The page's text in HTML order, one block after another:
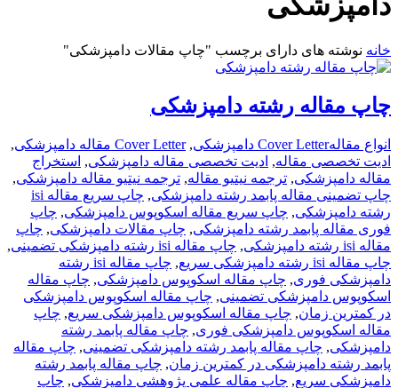
خانه نوشته های دارای برچسب "چاپ مقالات دامپزشکی"
چاپ مقاله رشته دامپزشکی
انواع مقالهCover Letter دامپزشکی ,Cover Letter مقاله دامپزشکی
,
ادیت تخصصی مقاله, ادیت تخصصی مقاله دامپزشکی, استخراج
مقاله دامپزشکی, ترجمه نیتیو مقاله, ترجمه نیتیو مقاله دامپزشکی,
چاپ تضمینی مقاله پابمد رشته دامپزشکی,
چاپ سریع مقاله isi
رشته دامپزشکی, چاپ سریع مقاله اسکوپوس دامپزشکی, چاپ
فوری مقاله پابمد رشته دامپزشکی, چاپ مقالات دامپزشکی, چاپ
مقاله isi رشته دامپزشکی
, چاپ مقاله isi رشته دامپزشکی تضمینی
,
چاپ مقاله isi رشته دامپزشکی سریع
,
چاپ مقاله isi رشته
دامپزشکی فوری, چاپ مقاله اسکوپوس دامپزشکی, چاپ مقاله
اسکوپوس دامپزشکی تضمینی, چاپ مقاله اسکوپوس دامپزشکی
در کمترین زمان, چاپ مقاله اسکوپوس دامپزشکی سریع, چاپ
مقاله اسکوپوس دامپزشکی فوری, چاپ مقاله پابمد رشته
دامپزشکی, چاپ مقاله پابمد رشته دامپزشکی تضمینی, چاپ مقاله
پابمد رشته دامپزشکی در کمترین زمان, چاپ مقاله پابمد رشته
دامپزشکی سریع, چاپ مقاله علمی پژوهشی دامپزشکی, چاپ